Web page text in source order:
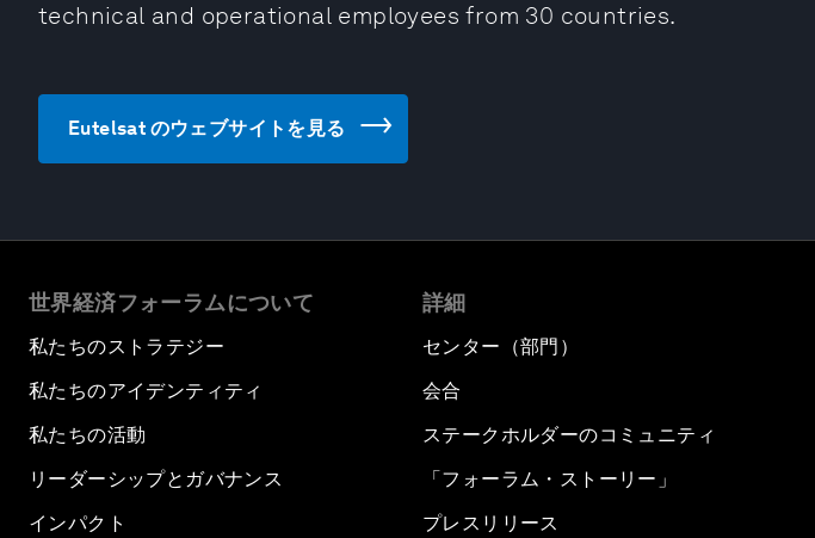
technical and operational employees from 30 countries.
Eutelsat のウェブサイトを見る
世界経済フォーラムについて
私たちのストラテジー
私たちのアイデンティティ
私たちの活動
リーダーシップとガバナンス
インパクト
詳細
センター（部門）
会合
ステークホルダーのコミュニティ
「フォーラム・ストーリー」
プレスリリース